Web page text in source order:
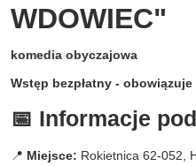
WDOWIEC"
komedia obyczajowa
Wstęp bezpłatny -
📅 Informacje
📍 Miejsce: Rokietnica 62-052,